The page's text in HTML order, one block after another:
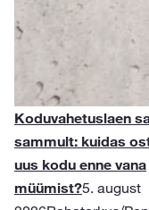
Koduvahetuslaen
sammult: kuidas
uus kodu enne vana
müümist?5. august